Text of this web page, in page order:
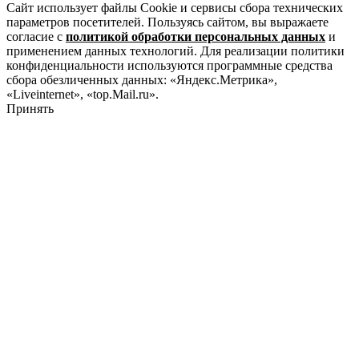
Сайт использует файлы Cookie и сервисы сбора технических
параметров посетителей. Пользуясь сайтом, вы выражаете
согласие с политикой обработки персональных данных и
применением данных технологий. Для реализации политики
конфиденциальности используются программные средства
сбора обезличенных данных: «Яндекс.Метрика»,
«Liveinternet», «top.Mail.ru».
Принять